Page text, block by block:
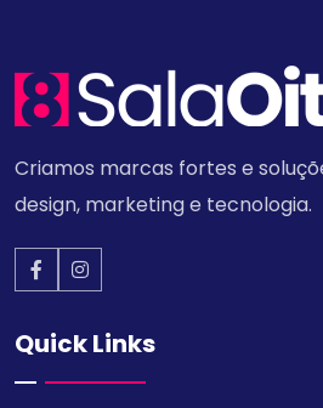
Criamos marcas fortes e
design, marketing e tecnologia.
Quick Links